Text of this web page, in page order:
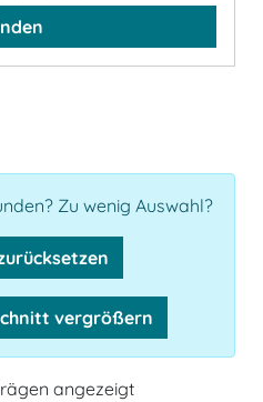
Zu wenig Auswahl?
vergrößern
angezeigt